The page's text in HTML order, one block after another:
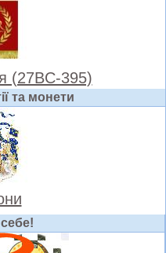
(27BC-395)
та монети